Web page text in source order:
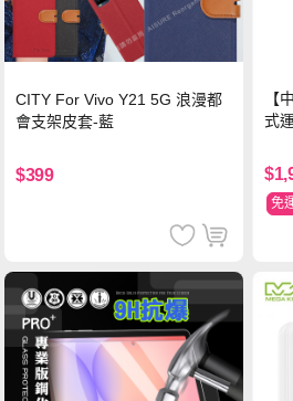
CITY For Vivo Y21 5G 浪漫都
會支架皮套-藍
$399
【
式
免